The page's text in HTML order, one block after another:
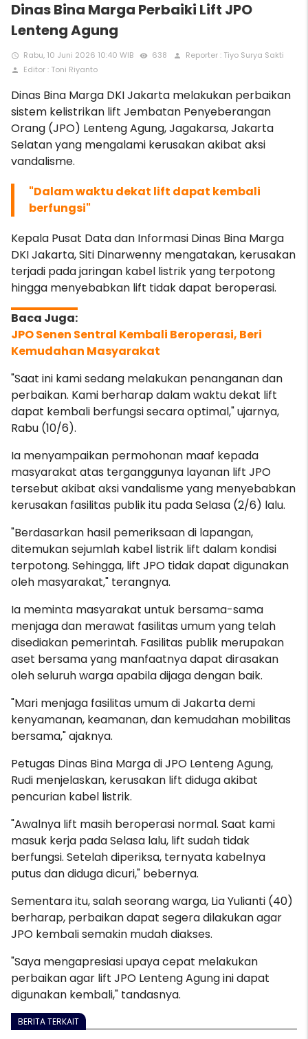
Dinas Bina Marga Perbaiki Lift JPO
Lenteng Agung
access_time Rabu, 10 Juni 2026 10:40 WIB remove_red_eye 638 person Reporter : Tiyo Surya Sakti
person Editor : Toni Riyanto
Dinas Bina Marga DKI Jakarta melakukan perbaikan
sistem kelistrikan lift Jembatan Penyeberangan
Orang (JPO) Lenteng Agung, Jagakarsa, Jakarta
Selatan yang mengalami kerusakan akibat aksi
vandalisme.
"Dalam waktu dekat lift dapat kembali
berfungsi"
Kepala Pusat Data dan Informasi Dinas Bina Marga
DKI Jakarta, Siti Dinarwenny mengatakan, kerusakan
terjadi pada jaringan kabel listrik yang terpotong
hingga menyebabkan lift tidak dapat beroperasi.
JPO Senen Sentral Kembali Beroperasi, Beri
Kemudahan Masyarakat
"Saat ini kami sedang melakukan penanganan dan
perbaikan. Kami berharap dalam waktu dekat lift
dapat kembali berfungsi secara optimal," ujarnya,
Rabu (10/6).
Ia menyampaikan permohonan maaf kepada
masyarakat atas terganggunya layanan lift JPO
tersebut akibat aksi vandalisme yang menyebabkan
kerusakan fasilitas publik itu pada Selasa (2/6) lalu.
"Berdasarkan hasil pemeriksaan di lapangan,
ditemukan sejumlah kabel listrik lift dalam kondisi
terpotong. Sehingga, lift JPO tidak dapat digunakan
oleh masyarakat," terangnya.
Ia meminta masyarakat untuk bersama-sama
menjaga dan merawat fasilitas umum yang telah
disediakan pemerintah. Fasilitas publik merupakan
aset bersama yang manfaatnya dapat dirasakan
oleh seluruh warga apabila dijaga dengan baik.
"Mari menjaga fasilitas umum di Jakarta demi
kenyamanan, keamanan, dan kemudahan mobilitas
bersama," ajaknya.
Petugas Dinas Bina Marga di JPO Lenteng Agung,
Rudi menjelaskan, kerusakan lift diduga akibat
pencurian kabel listrik.
"Awalnya lift masih beroperasi normal. Saat kami
masuk kerja pada Selasa lalu, lift sudah tidak
berfungsi. Setelah diperiksa, ternyata kabelnya
putus dan diduga dicuri," bebernya.
Sementara itu, salah seorang warga, Lia Yulianti (40)
berharap, perbaikan dapat segera dilakukan agar
JPO kembali semakin mudah diakses.
"Saya mengapresiasi upaya cepat melakukan
perbaikan agar lift JPO Lenteng Agung ini dapat
digunakan kembali," tandasnya.
BERITA TERKAIT